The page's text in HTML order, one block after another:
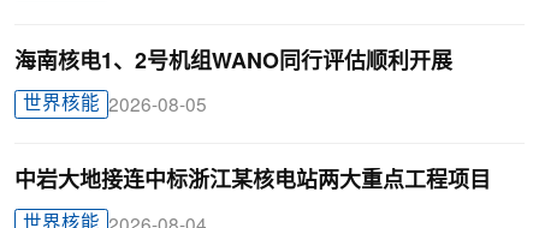
海南核电1、2号机组WANO同行评估顺利开展
世界核能 2026-08-05
中岩大地接连中标浙江某核电站两大重点工程项目
世界核能